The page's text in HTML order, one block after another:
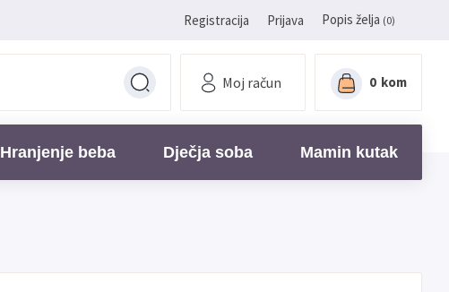
Registracija Prijava Popis želja (0)
Moj račun 0 kom
Hranjenje beba Dječja soba Mamin kutak